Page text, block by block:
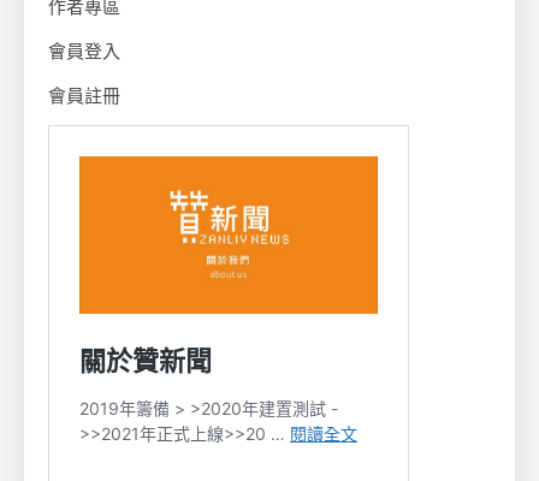
作者專區
會員登入
會員註冊